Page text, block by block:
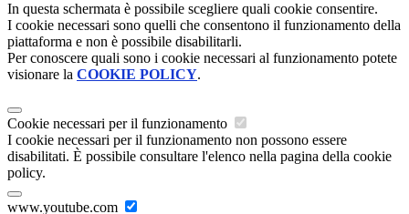
In questa schermata è possibile scegliere quali cookie consentire.
I cookie necessari sono quelli che consentono il funzionamento della
piattaforma e non è possibile disabilitarli.
Per conoscere quali sono i cookie necessari al funzionamento potete
visionare la COOKIE POLICY.
Cookie necessari per il funzionamento
I cookie necessari per il funzionamento non possono essere
disabilitati. È possibile consultare l'elenco nella pagina della cookie
policy.
www.youtube.com